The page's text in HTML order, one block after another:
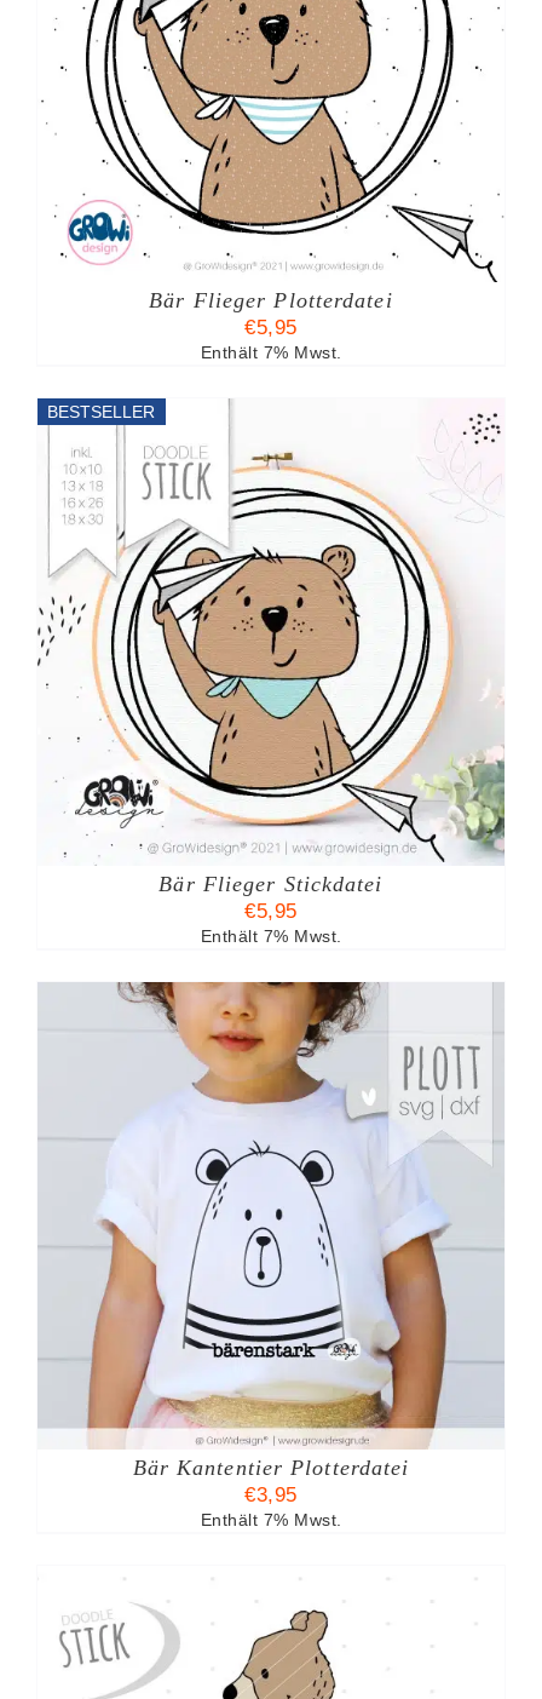
Bär Flieger Plotterdatei
€5,95
Enthält 7% Mwst.
BESTSELLER
Bär Flieger Stickdatei
€5,95
Enthält 7% Mwst.
Bär Kantentier Plotterdatei
€3,95
Enthält 7% Mwst.